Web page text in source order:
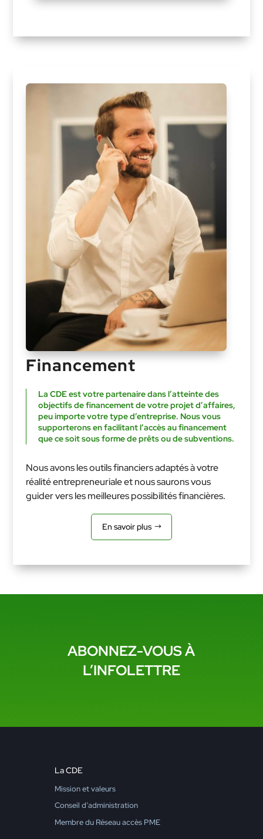
Financement
La CDE est votre partenaire dans l’atteinte des
objectifs de financement de votre projet d’affaires,
peu importe votre type d’entreprise. Nous vous
supporterons en facilitant l’accès au financement
que ce soit sous forme de prêts ou de subventions.
Nous avons les outils financiers adaptés à votre
réalité entrepreneuriale et nous saurons vous
guider vers les meilleures possibilités financières.
En savoir plus
ABONNEZ-VOUS À
L’INFOLETTRE
La CDE
Mission et valeurs
Conseil d’administration
Membre du Réseau accès PME